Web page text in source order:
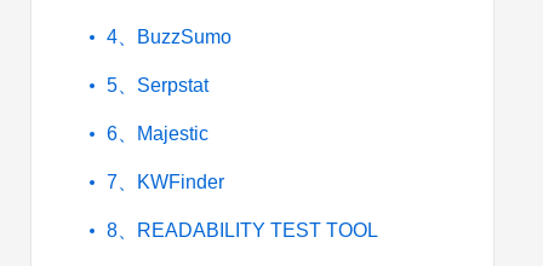
4、BuzzSumo
5、Serpstat
6、Majestic
7、KWFinder
8、READABILITY TEST TOOL